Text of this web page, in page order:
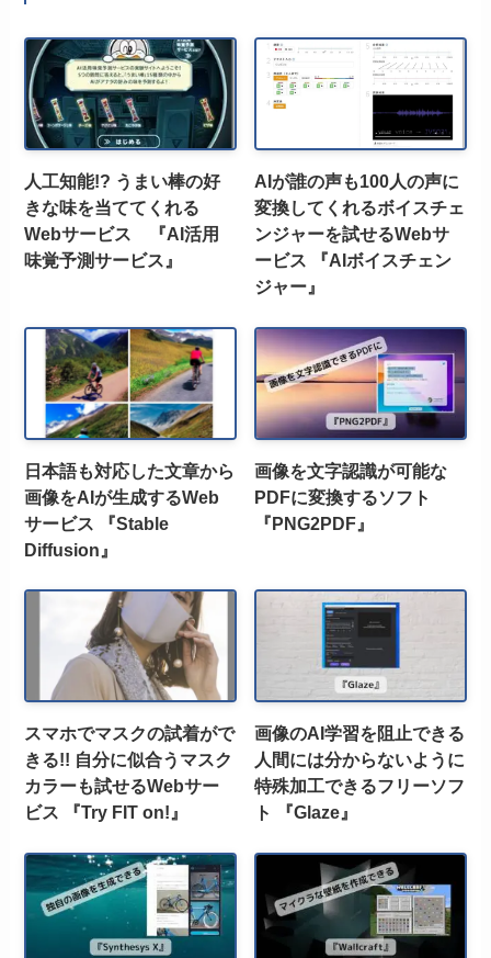
人工知能!? うまい棒の好
きな味を当ててくれる
Webサービス 『AI活用
味覚予測サービス』
AIが誰の声も100人の声に
変換してくれるボイスチェ
ンジャーを試せるWebサ
ービス 『AIボイスチェン
ジャー』
日本語も対応した文章から
画像をAIが生成するWeb
サービス 『Stable
Diffusion』
画像を文字認識が可能な
PDFに変換するソフト
『PNG2PDF』
スマホでマスクの試着がで
きる!! 自分に似合うマスク
カラーも試せるWebサー
ビス 『Try FIT on!』
画像のAI学習を阻止できる
人間には分からないように
特殊加工できるフリーソフ
ト 『Glaze』